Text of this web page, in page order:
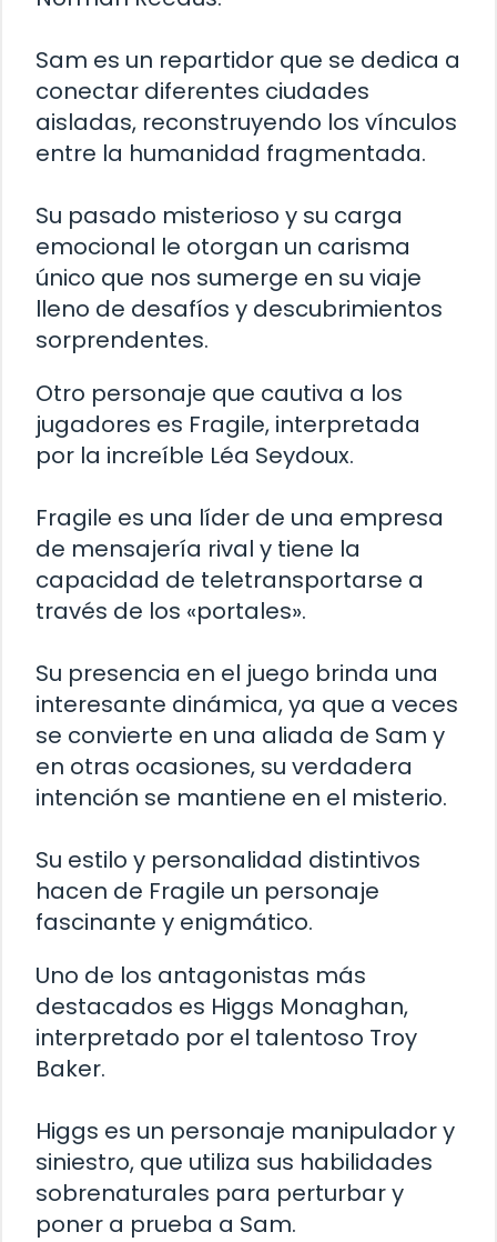
Sam es un repartidor que se dedica a
conectar diferentes ciudades
aisladas, reconstruyendo los vínculos
entre la humanidad fragmentada.
Su pasado misterioso y su carga
emocional le otorgan un carisma
único que nos sumerge en su viaje
lleno de desafíos y descubrimientos
sorprendentes.
Otro personaje que cautiva a los
jugadores es Fragile, interpretada
por la increíble Léa Seydoux.
Fragile es una líder de una empresa
de mensajería rival y tiene la
capacidad de teletransportarse a
través de los «portales».
Su presencia en el juego brinda una
interesante dinámica, ya que a veces
se convierte en una aliada de Sam y
en otras ocasiones, su verdadera
intención se mantiene en el misterio.
Su estilo y personalidad distintivos
hacen de Fragile un personaje
fascinante y enigmático.
Uno de los antagonistas más
destacados es Higgs Monaghan,
interpretado por el talentoso Troy
Baker.
Higgs es un personaje manipulador y
siniestro, que utiliza sus habilidades
sobrenaturales para perturbar y
poner a prueba a Sam.